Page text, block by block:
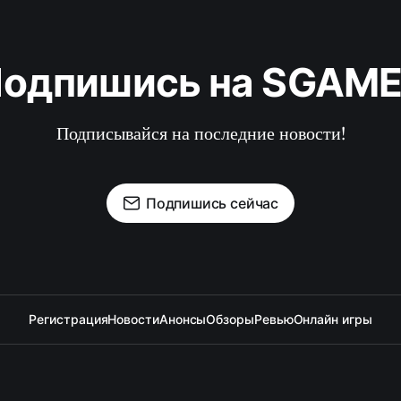
на
Подписывайся на последние новости!
Подпишись сейчас
РегистрацияНовостиАнонсыОбзорыРевьюОнлайн игры